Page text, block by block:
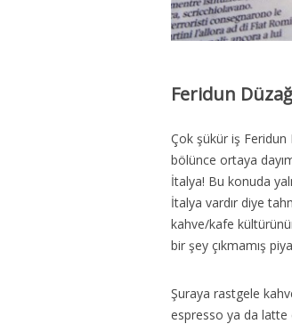
Feridun
Çok şükür iş Feridun
bölünce ortaya
İtalya! Bu konuda
İtalya vardır diye
kahve/kafe
bir şey çıkmamış
Şuraya rastgele
espresso ya da latte